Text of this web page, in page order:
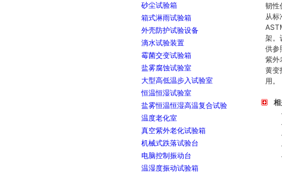
砂尘试验箱
箱式淋雨试验箱
外壳防护试验设备
滴水试验装置
霉菌交变试验箱
盐雾腐蚀试验室
大型高低温步入试验室
恒温恒湿试验室
盐雾恒温恒湿高温复合试验
温度老化室
真空紫外老化试验箱
机械式跌落试验台
电脑控制振动台
温湿度振动试验箱
韧性
从标
架。
供参
紫外
黄变
用。
相
·
·
·
·
·